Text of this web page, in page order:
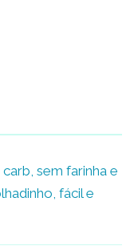
sem farinha e
fácil e